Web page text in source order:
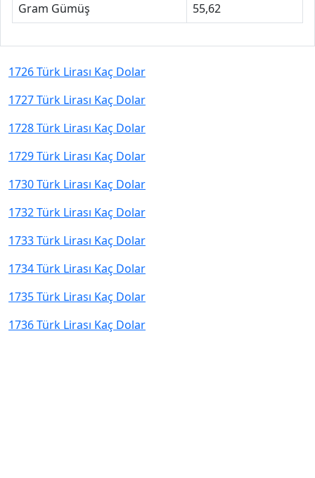
Gram Gümüş
55,62
1726 Türk Lirası Kaç Dolar
1727 Türk Lirası Kaç Dolar
1728 Türk Lirası Kaç Dolar
1729 Türk Lirası Kaç Dolar
1730 Türk Lirası Kaç Dolar
1732 Türk Lirası Kaç Dolar
1733 Türk Lirası Kaç Dolar
1734 Türk Lirası Kaç Dolar
1735 Türk Lirası Kaç Dolar
1736 Türk Lirası Kaç Dolar